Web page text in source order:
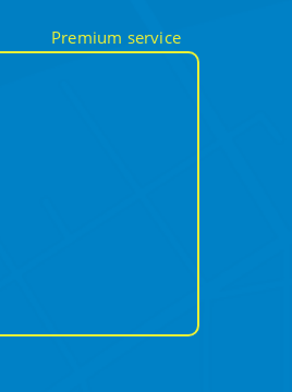
Premium service